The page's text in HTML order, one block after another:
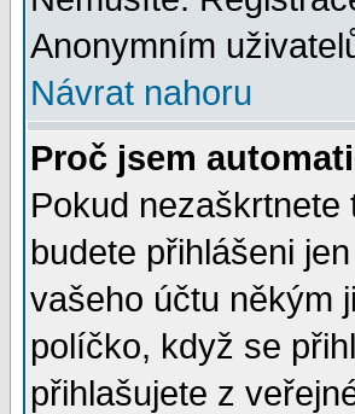
Anonymním
Návrat nahoru
Proč jsem
Pokud nezaškrtnete
budete přihlášeni
vašeho účtu někým
políčko, když se
přihlašujete z